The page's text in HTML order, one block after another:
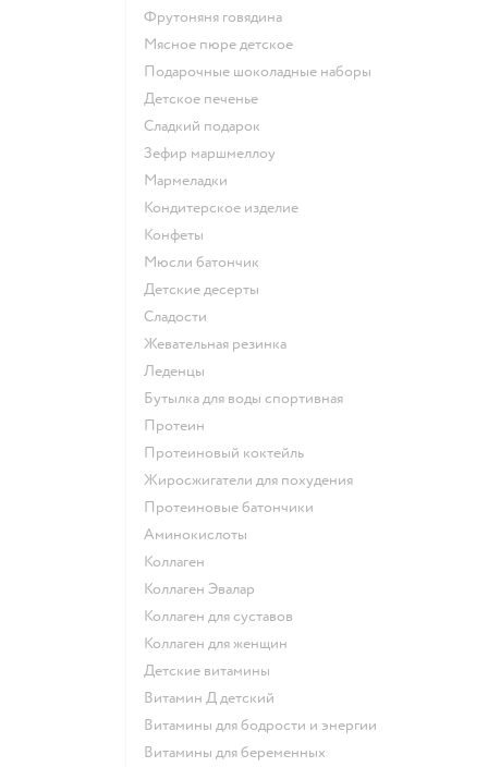
фрутоняня говядина
мясное пюре детское
подарочные шоколадные наборы
детское печенье
сладкий подарок
зефир маршмеллоу
мармеладки
кондитерское изделие
конфеты
мюсли батончик
детские десерты
сладости
жевательная резинка
леденцы
Бутылка для воды спортивная
Протеин
Протеиновый коктейль
Жиросжигатели для похудения
Протеиновые батончики
Аминокислоты
Коллаген
Коллаген Эвалар
Коллаген для суставов
Коллаген для женщин
Детские витамины
Витамин Д детский
Витамины для бодрости и энергии
Витамины для беременных